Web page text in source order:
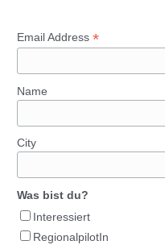
Email Address *
Name
City
Was bist du?
Interessiert
RegionalpilotIn